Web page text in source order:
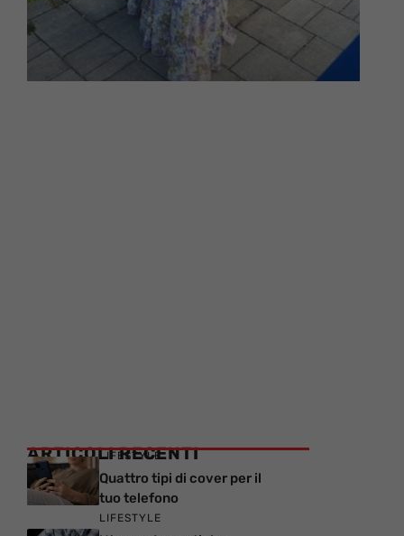
ARTICOLI RECENTI
LIFESTYLE
Quattro tipi di cover per il
tuo telefono
LIFESTYLE